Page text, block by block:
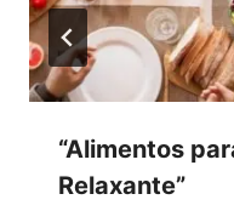
“Alimentos
Relaxante”